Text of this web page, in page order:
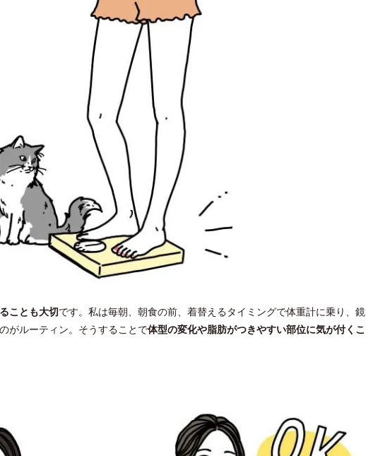
ことも大切です。私は毎朝、朝食の前、着替えるタイミングで体重計に乗り、鏡
がルーティン。そうすることで体型の変化や脂肪がつきやすい部位に気が付くこ